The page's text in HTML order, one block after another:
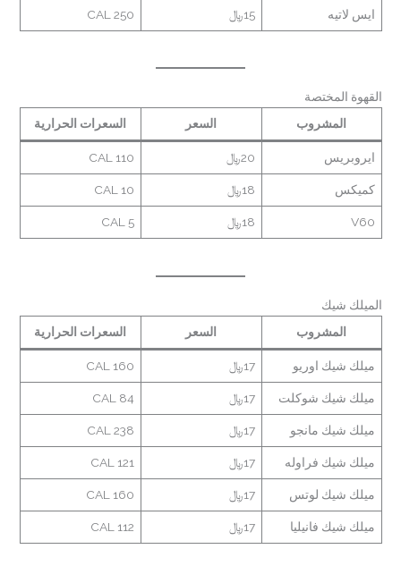
ايس لاتيه 15﷼ 250 CAL
القهوة المختصة
المشروب
السعر السعرات الحرارية
ايروبريس 20﷼ 110 CAL
كميكس 18﷼ 10 CAL
V60 18﷼ 5 CAL
الميلك شيك
المشروب
السعر السعرات الحرارية
ميلك شيك اوريو 17﷼ 160 CAL
ميلك شيك شوكلت 17﷼ 84 CAL
ميلك شيك مانجو 17﷼ 238 CAL
ميلك شيك فراوله 17﷼ 121 CAL
ميلك شيك لوتس 17﷼ 160 CAL
ميلك شيك فانيليا 17﷼ 112 CAL